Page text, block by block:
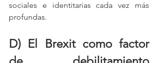
sociales e identitarias cada vez más
profundas.
D) El Brexit como factor